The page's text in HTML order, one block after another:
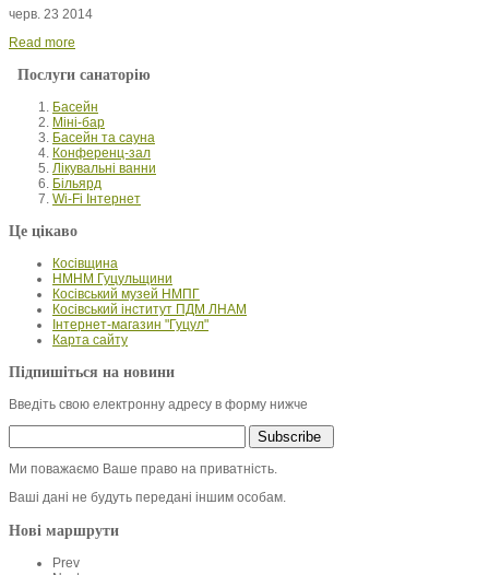
черв. 23 2014
Read more
Послуги санаторію
Басейн
Міні-бар
Басейн та сауна
Конференц-зал
Лікувальні ванни
Більярд
Wi-Fi Інтернет
Це цікаво
Косівщина
НМНМ Гуцульщини
Косівський музей НМПГ
Косівський інститут ПДМ ЛНАМ
Інтернет-магазин "Гуцул"
Карта сайту
Підпишіться на новини
Введіть свою електронну адресу в форму нижче
Ми поважаємо Ваше право на приватність.
Ваші дані не будуть передані іншим особам.
Нові маршрути
Prev